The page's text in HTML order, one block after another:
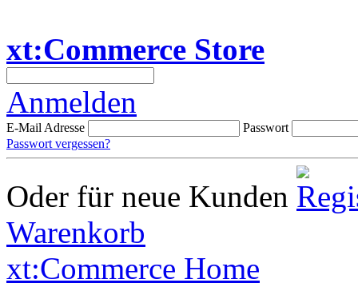
xt:Commerce Store
Anmelden
E-Mail Adresse
Passwort
Passwort vergessen?
Oder für neue Kunden
Warenkorb
xt:Commerce Home